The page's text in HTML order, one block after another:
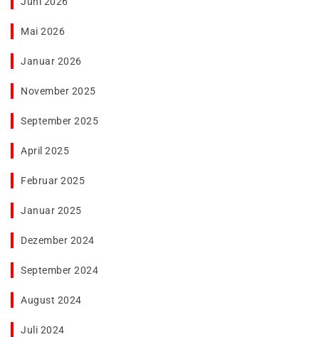
Mai 2026
Januar 2026
November 2025
September 2025
April 2025
Februar 2025
Januar 2025
Dezember 2024
September 2024
August 2024
Juli 2024